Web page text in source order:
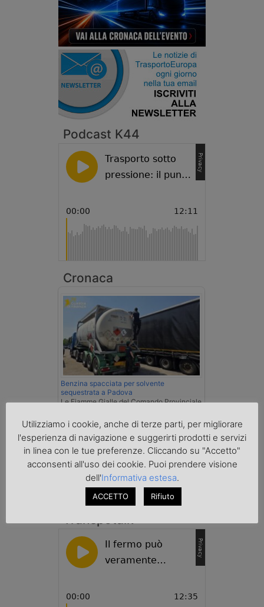
Podcast K44
Cronaca
Benzina spacciata per solvente
sequestrata a Padova
Le Fiamme Gialle del Comando Provinciale
preventivo 33mila litri di benzina di
contrabbando, dichiarata come solvente
nei documenti di trasporto, e
l'autoarticolato utilizzato. Denunciato per
contrabbando di prodotti petroliferi il
conducente ungherese del mezzo, fermato
al valico di Tarvisio.
Transpotalk
Utilizziamo i cookie, anche di terze parti, per migliorare
l'esperienza di navigazione e suggerirti prodotti e servizi
in linea con le tue preferenze. Cliccando su "Accetto"
acconsenti all'uso dei cookie. Puoi prendere visione
dell'Informativa estesa.
ACCETTO Rifiuto